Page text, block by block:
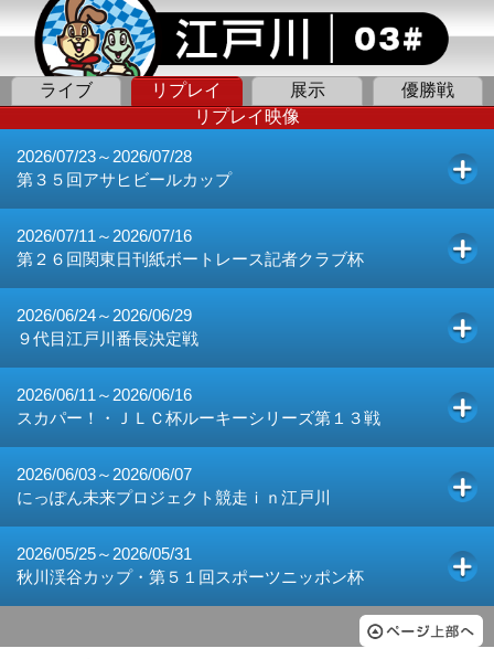
ライブ リプレイ 展示
優勝戦
リプレイ映像
2026/07/23～2026/07/28
第３５回アサヒビールカップ
2026/07/11～2026/07/16
第２６回関東日刊紙ボートレース記者クラブ杯
2026/06/24～2026/06/29
９代目江戸川番長決定戦
2026/06/11～2026/06/16
スカパー！・ＪＬＣ杯ルーキーシリーズ第１３戦
2026/06/03～2026/06/07
にっぽん未来プロジェクト競走ｉｎ江戸川
2026/05/25～2026/05/31
秋川渓谷カップ・第５１回スポーツニッポン杯